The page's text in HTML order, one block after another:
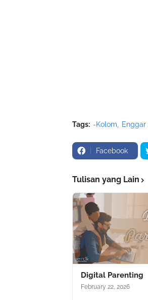
Tags: -Kolom
Facebook
Tulisan yang Lain
Digital Parenting
February 22, 2026